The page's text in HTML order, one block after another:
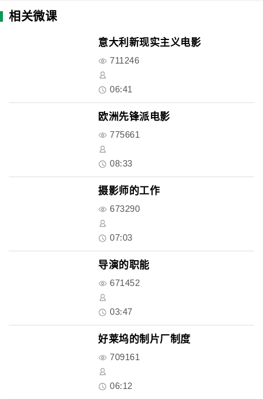
相关微课
意大利新现实主义电影
711246
06:41
欧洲先锋派电影
775661
08:33
摄影师的工作
673290
07:03
导演的职能
671452
03:47
好莱坞的制片厂制度
709161
06:12